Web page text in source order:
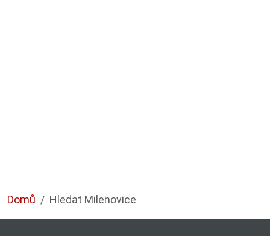
Domů Hledat Milenovice